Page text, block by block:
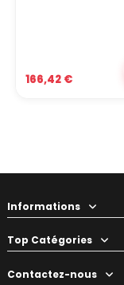
166,42 €
Informations
Top Catégories
Contactez-nous